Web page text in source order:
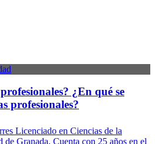
¿En qué se
profesionales?
Licenciado en Ciencias de la
Granada. Cuenta con 25 años en el